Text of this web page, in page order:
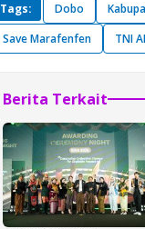
Tags: Dobo
Save Marafenfen
TNI
Berita Terkait